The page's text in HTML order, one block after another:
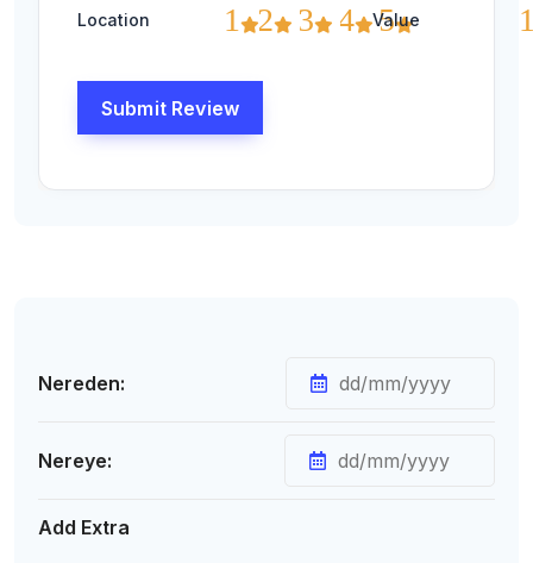
Location 5
4
3
2
1 Value
Nereden:
Nereye:
Add Extra